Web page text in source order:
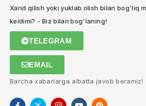
Xarid qilish yoki yuklab olish bilan bog'liq
keldimi? - Biz bilan bog'laning!
TELEGRAM
EMAIL
Barcha xabarlarga albatta javob beramiz!